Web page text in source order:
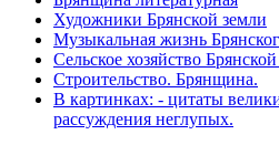
Художники Брянской земли
Музыкальная жизнь
Сельское хозяйство
Строительство. Брянщина.
В картинках: - цитаты
рассуждения неглупых.